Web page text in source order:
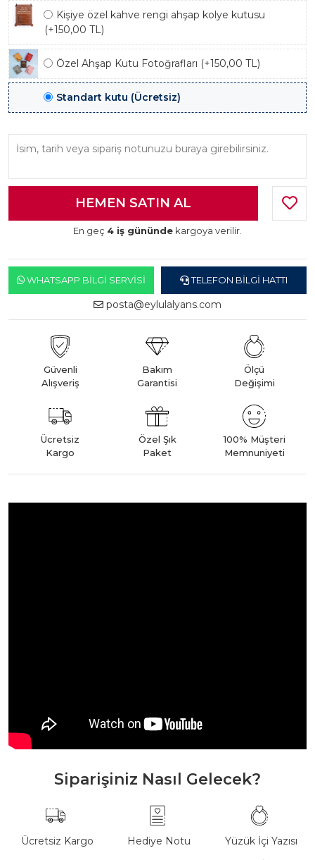
Kişiye özel kahve rengi ahşap kolye kutusu
(+150,00 TL)
Özel Ahşap Kutu Fotoğrafları (+150,00 TL)
Standart kutu (Ücretsiz)
En geç 4 iş gününde kargoya verilir.
WHATSAPP BILGI SERVISI TELEFON BILGI HATTI
posta@eylulalyans.com
Güvenli
Alışveriş
Bakım
Garantisi
Ölçü
Değişimi
Ücretsiz
Kargo
Özel Şık
Paket
100% Müşteri
Memnuniyeti
Siparişiniz Nasıl Gelecek?
Ücretsiz Kargo Hediye Notu Yüzük İçi Yazısı